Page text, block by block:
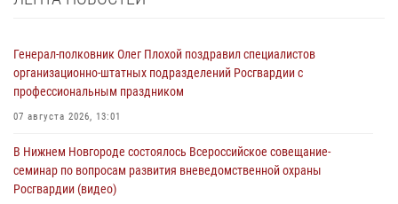
Генерал-полковник Олег Плохой поздравил специалистов
организационно-штатных подразделений Росгвардии с
профессиональным праздником
07 августа 2026, 13:01
В Нижнем Новгороде состоялось Всероссийское совещание-
семинар по вопросам развития вневедомственной охраны
Росгвардии (видео)